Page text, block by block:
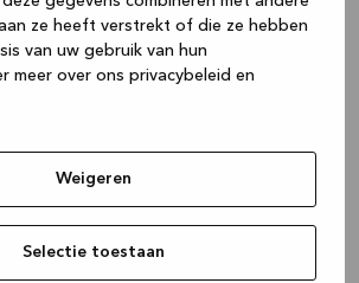
ze heeft verstrekt of die ze hebben
van uw gebruik van hun
meer over ons privacybeleid en
Weigeren
Selectie toestaan
(see the browser console for more
information).